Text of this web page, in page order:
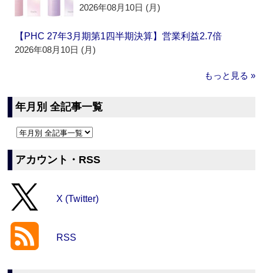
2026年08月10日 (月)
【PHC 27年3月期第1四半期決算】営業利益2.7倍
2026年08月10日 (月)
もっと見る »
年月別 全記事一覧
アカウント・RSS
X (Twitter)
RSS